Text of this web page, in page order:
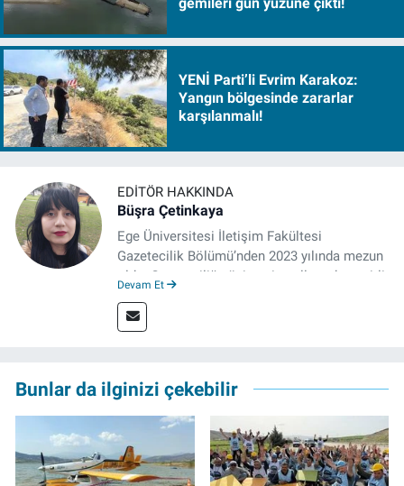
YENİ Parti’li Evrim Karakoz:
Yangın bölgesinde zararlar
karşılanmalı!
EDITÖR HAKKINDA
Büşra Çetinkaya
Ege Üniversitesi İletişim Fakültesi
Gazetecilik Bölümü’nden 2023 yılında mezun
oldu. Gazeteciliğe üniversite yıllarında çeşitli
Meslek hayatına 2023'te İzmir'de başlayan
gazeteci, halen izgazete.net’te editör olarak
Devam Et
Bunlar da ilginizi çekebilir